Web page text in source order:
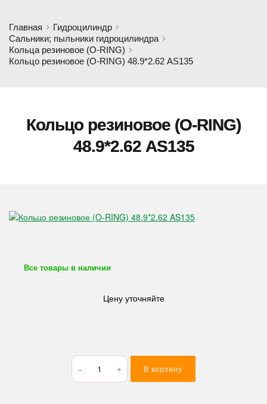
Главная
Гидроцилиндр
Сальники; пыльники гидроцилиндра
Кольца резиновое (O-RING)
Кольцо резиновое (O-RING) 48.9*2.62 AS135
Кольцо резиновое (O-RING)
48.9*2.62 AS135
Все товары в наличии
Цену уточняйте
Количество
товара
Кольцо
В корзину